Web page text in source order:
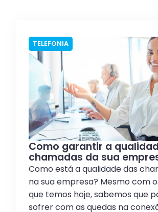
TELEFONIA
Como garantir a
chamadas da sua
Como está a qualidade das
na sua empresa? Mesmo com
que temos hoje, sabemos que
sofrer com as quedas na